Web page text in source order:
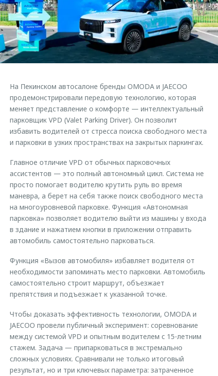
Страхование
Кредитный калькулятор
Аксессуары
Одежда и сувениры
Запчасти
Трейд-ин
Калькулятор трейд-ин
Клиентская поддержка
O&J Автоклуб
Клуб владельцев OMODA
Приложение O&J
Одежда и сувениры
Оригинальные аксессуары
Запчасти
Обратная связь
На Пекинском автосалоне бренды OMODA и JAECOO
продемонстрировали передовую технологию, которая
меняет представление о комфорте — интеллектуальный
парковщик VPD (Valet Parking Driver). Он позволит
избавить водителей от стресса поиска свободного места
и парковки в узких пространствах на закрытых паркингах.
Главное отличие VPD от обычных парковочных
ассистентов — это полный автономный цикл. Система не
просто помогает водителю крутить руль во время
маневра, а берет на себя также поиск свободного места
на многоуровневой парковке. Функция «Автономная
парковка» позволяет водителю выйти из машины у входа
в здание и нажатием кнопки в приложении отправить
автомобиль самостоятельно парковаться.
Функция «Вызов автомобиля» избавляет водителя от
необходимости запоминать место парковки. Автомобиль
самостоятельно строит маршрут, объезжает
препятствия и подъезжает к указанной точке.
Чтобы доказать эффективность технологии, OMODA и
JAECOO провели публичный эксперимент: соревнование
между системой VPD и опытным водителем с 15-летним
стажем. Задача — припарковаться в экстремально
сложных условиях. Сравнивали не только итоговый
результат, но и три ключевых параметра: затраченное